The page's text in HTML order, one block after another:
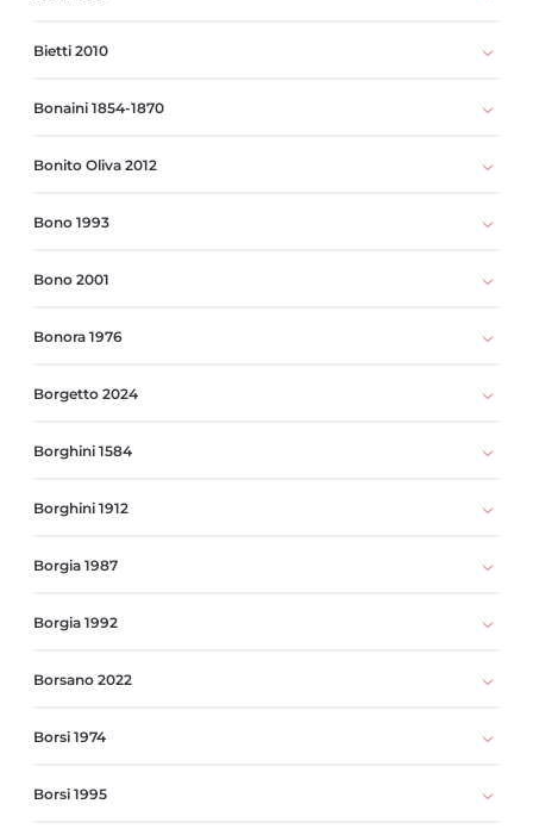
Bietti 2010
Bonaini 1854-1870
Bonito Oliva 2012
Bono 1993
Bono 2001
Bonora 1976
Borgetto 2024
Borghini 1584
Borghini 1912
Borgia 1987
Borgia 1992
Borsano 2022
Borsi 1974
Borsi 1995